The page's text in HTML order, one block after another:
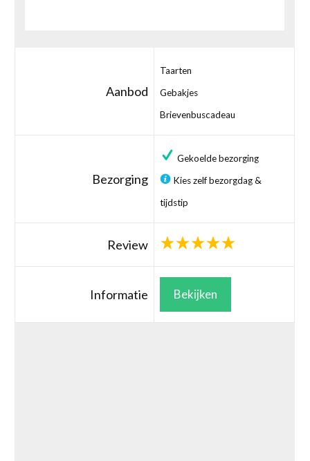
Aanbod
Taarten
Gebakjes
Brievenbuscadeau
Bezorging
Gekoelde bezorging
Kies zelf bezorgdag &
tijdstip
Review
Informatie Bekijken